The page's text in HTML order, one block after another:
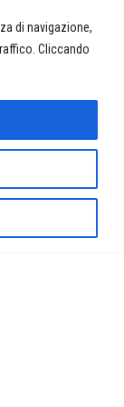
di navigazione,
Cliccando